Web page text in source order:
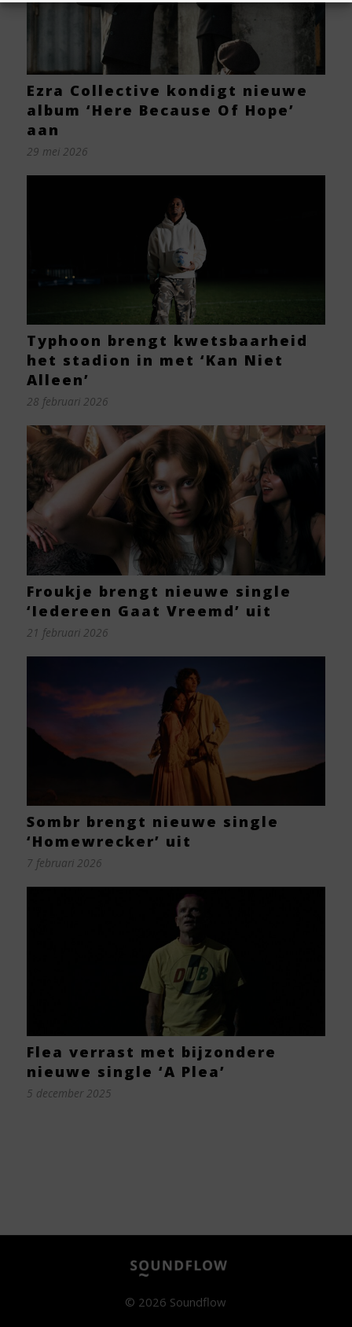
Ezra Collective kondigt nieuwe
album ‘Here Because Of Hope’
aan
29 mei 2026
Typhoon brengt kwetsbaarheid
het stadion in met ‘Kan Niet
Alleen’
28 februari 2026
Froukje brengt nieuwe single
‘Iedereen Gaat Vreemd’ uit
21 februari 2026
Sombr brengt nieuwe single
‘Homewrecker’ uit
7 februari 2026
Flea verrast met bijzondere
nieuwe single ‘A Plea’
5 december 2025
© 2026 Soundflow